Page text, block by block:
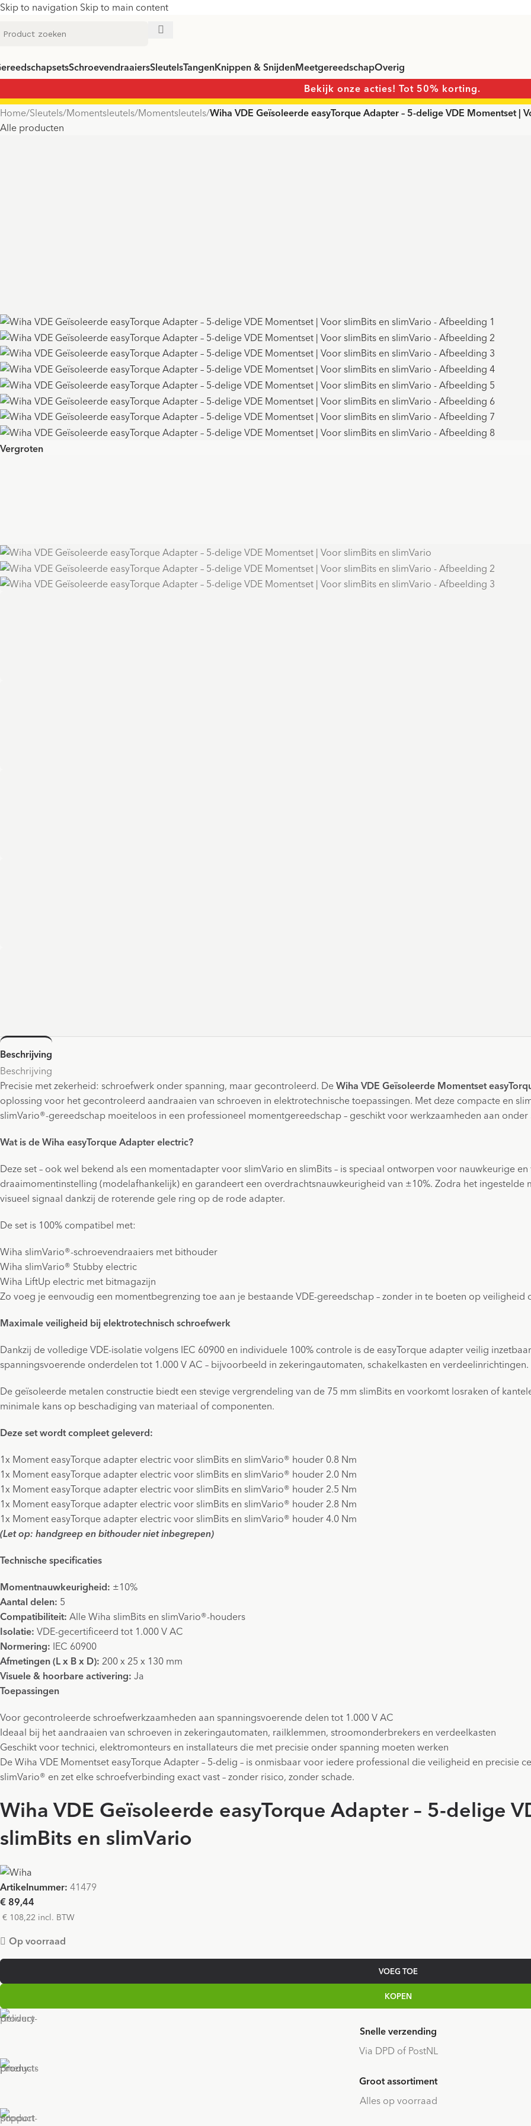
Skip to navigation Skip to main content
Bekijk onze acties! Tot 50% korting.
SchroevendraaiersSleutelsTangenKnippen & SnijdenMeetgereedschapOverig
Home/Sleutels/Momentsleutels/Momentsleutels/Wiha VDE Geïsoleerde easyTorque Adapter – 5-delige VDE Momentset |
Alle producten
Vergroten
Beschrijving
Beschrijving
Precisie met zekerheid: schroefwerk onder spanning, maar gecontroleerd. De Wiha VDE Geïsoleerde Momentset
oplossing voor het gecontroleerd aandraaien van schroeven in elektrotechnische toepassingen. Met deze compacte en
slimVario®-gereedschap moeiteloos in een professioneel momentgereedschap – geschikt voor werkzaamheden aan
Wat is de Wiha easyTorque Adapter electric?
Deze set – ook wel bekend als een momentadapter voor slimVario en slimBits – is speciaal ontworpen voor nauwkeurige
draaimomentinstelling (modelafhankelijk) en garandeert een overdrachtsnauwkeurigheid van ±10%. Zodra het
visueel signaal dankzij de roterende gele ring op de rode adapter.
De set is 100% compatibel met:
Wiha slimVario®-schroevendraaiers met bithouder
Wiha slimVario® Stubby electric
Wiha LiftUp electric met bitmagazijn
Zo voeg je eenvoudig een momentbegrenzing toe aan je bestaande VDE-gereedschap – zonder in te boeten op veiligheid
Maximale veiligheid bij elektrotechnisch schroefwerk
Dankzij de volledige VDE-isolatie volgens IEC 60900 en individuele 100% controle is de easyTorque adapter veilig
spanningsvoerende onderdelen tot 1.000 V AC – bijvoorbeeld in zekeringautomaten, schakelkasten en verdeelinrichtingen.
De geïsoleerde metalen constructie biedt een stevige vergrendeling van de 75 mm slimBits en voorkomt losraken of
minimale kans op beschadiging van materiaal of componenten.
Deze set wordt compleet geleverd:
1x Moment easyTorque adapter electric voor slimBits en slimVario® houder 0.8 Nm
1x Moment easyTorque adapter electric voor slimBits en slimVario® houder 2.0 Nm
1x Moment easyTorque adapter electric voor slimBits en slimVario® houder 2.5 Nm
1x Moment easyTorque adapter electric voor slimBits en slimVario® houder 2.8 Nm
1x Moment easyTorque adapter electric voor slimBits en slimVario® houder 4.0 Nm
(Let op: handgreep en bithouder niet inbegrepen)
Technische specificaties
Momentnauwkeurigheid: ±10%
Aantal delen: 5
Compatibiliteit: Alle Wiha slimBits en slimVario®-houders
Isolatie: VDE-gecertificeerd tot 1.000 V AC
Normering: IEC 60900
Afmetingen (L x B x D): 200 x 25 x 130 mm
Visuele & hoorbare activering: Ja
Toepassingen
Voor gecontroleerde schroefwerkzaamheden aan spanningsvoerende delen tot 1.000 V AC
Ideaal bij het aandraaien van schroeven in zekeringautomaten, railklemmen, stroomonderbrekers en verdeelkasten
Geschikt voor technici, elektromonteurs en installateurs die met precisie onder spanning moeten werken
De Wiha VDE Momentset easyTorque Adapter – 5-delig – is onmisbaar voor iedere professional die veiligheid en precisie
slimVario® en zet elke schroefverbinding exact vast – zonder risico, zonder schade.
Wiha VDE Geïsoleerde easyTorque Adapter – 5-delige
slimBits en slimVario
Artikelnummer: 41479
€ 89,44
€ 108,22 incl. BTW
Op voorraad
VOEG TOE
KOPEN
Snelle verzending
Via DPD of PostNL
Groot assortiment
Alles op voorraad